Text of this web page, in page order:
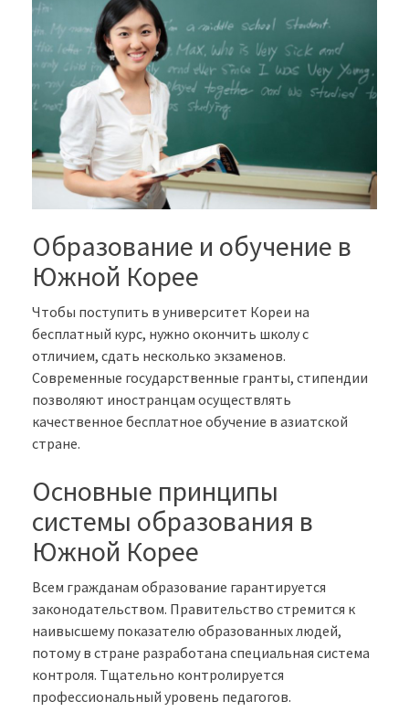
Образование и обучение в
Южной Корее
Чтобы поступить в университет Кореи на
бесплатный курс, нужно окончить школу с
отличием, сдать несколько экзаменов.
Современные государственные гранты, стипендии
позволяют иностранцам осуществлять
качественное бесплатное обучение в азиатской
стране.
Основные принципы
системы образования в
Южной Корее
Всем гражданам образование гарантируется
законодательством. Правительство стремится к
наивысшему показателю образованных людей,
потому в стране разработана специальная система
контроля. Тщательно контролируется
профессиональный уровень педагогов.